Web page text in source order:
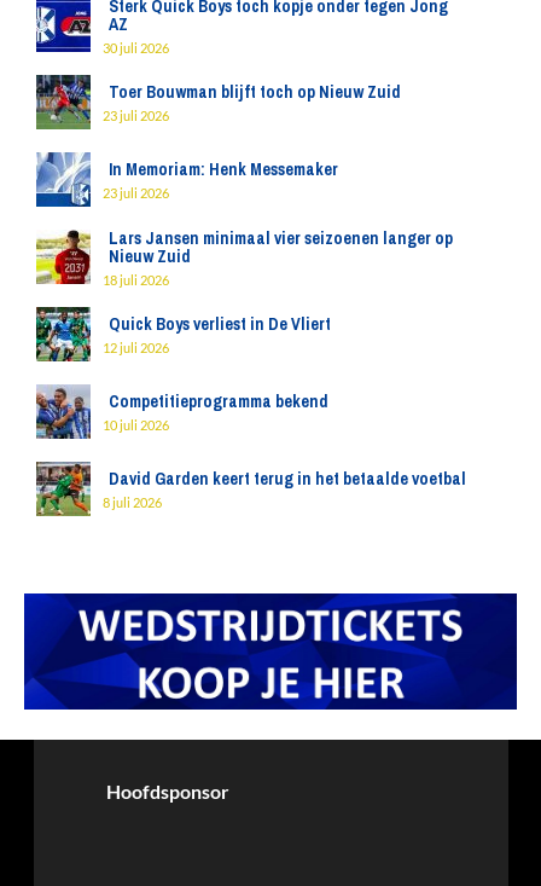
Sterk Quick Boys toch kopje onder tegen Jong
AZ
30 juli 2026
Toer Bouwman blijft toch op Nieuw Zuid
23 juli 2026
In Memoriam: Henk Messemaker
23 juli 2026
Lars Jansen minimaal vier seizoenen langer op
Nieuw Zuid
18 juli 2026
Quick Boys verliest in De Vliert
12 juli 2026
Competitieprogramma bekend
10 juli 2026
David Garden keert terug in het betaalde voetbal
8 juli 2026
Hoofdsponsor